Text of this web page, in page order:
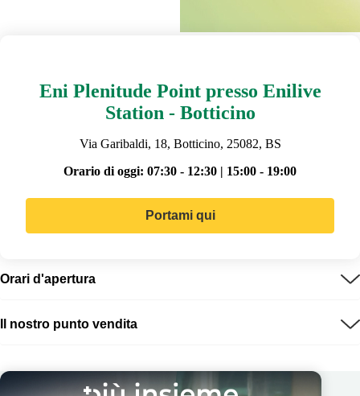
Eni Plenitude Point presso Enilive
Station - Botticino
Via Garibaldi, 18, Botticino, 25082, BS
Orario di oggi: 07:30 - 12:30 | 15:00 - 19:00
Portami qui
Orari d'apertura
Il nostro punto vendita